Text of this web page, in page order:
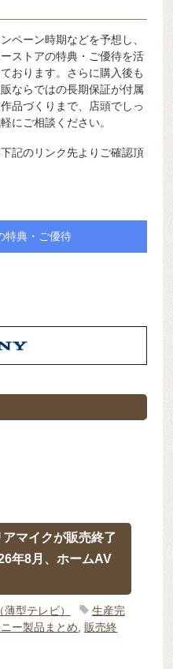
ペーン時期などを予想し、
ストアの特典・ご優待を活
おります。さらに購入後も
ならではの長期保証が付属
品づくりまで、店頭でしっ
にご相談ください。
記のリンク先よりご確認頂
特典・ご優待
マイクが販売終了
年8月、ホームAV
薄型テレビ）
生産完
ー製品まとめ
販売終